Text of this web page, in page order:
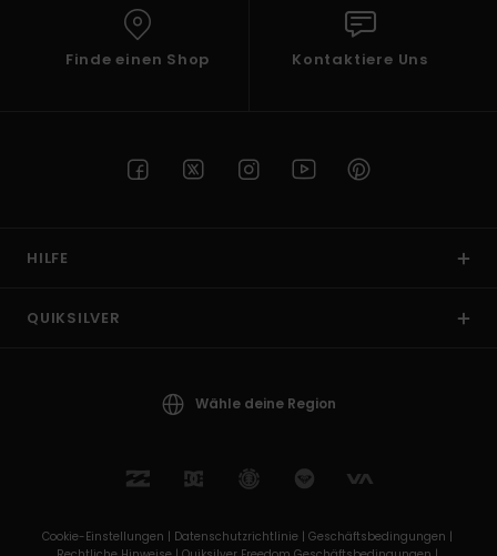
Finde einen Shop Kontaktiere Uns
HILFE
QUIKSILVER
Wähle deine Region
Cookie-Einstellungen | Datenschutzrichtlinie | Geschäftsbedingungen |